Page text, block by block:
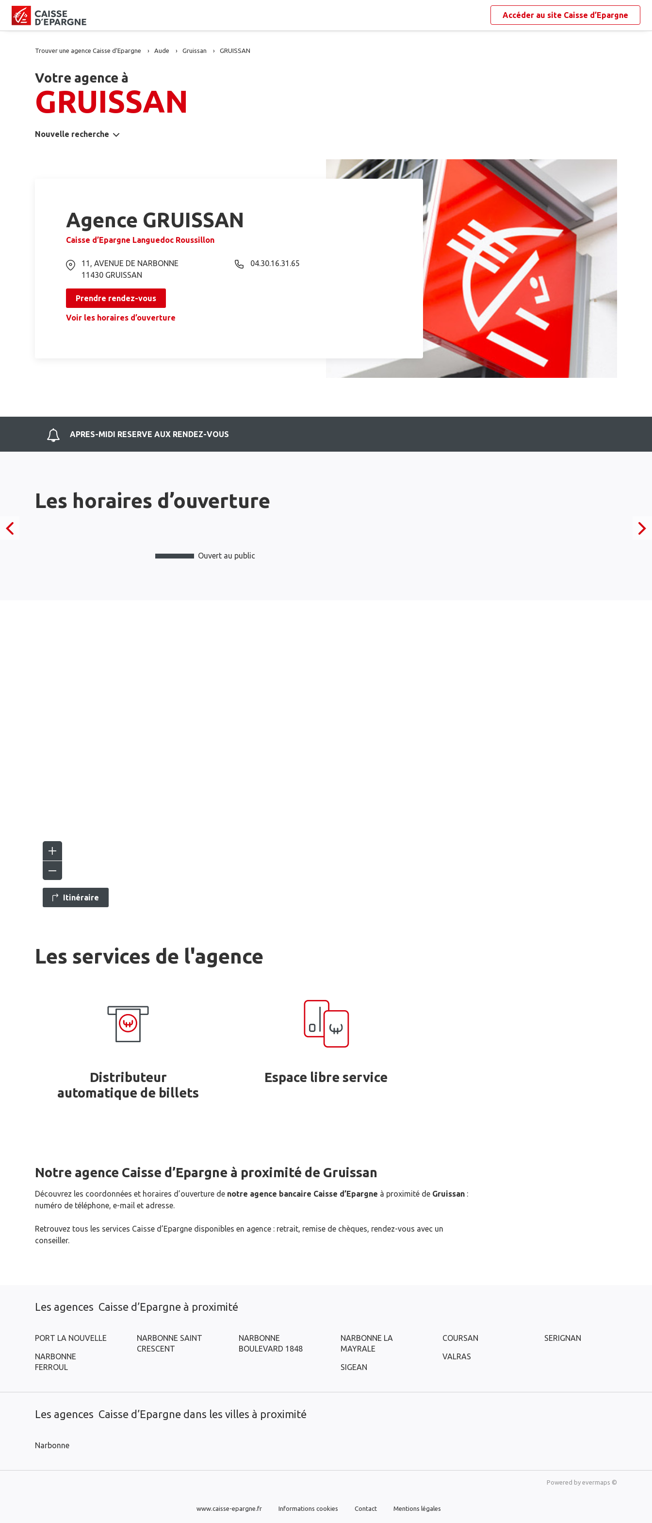
Accéder au site Caisse d’Epargne
Trouver une agence Caisse d’Epargne Aude Gruissan GRUISSAN
Votre agence à
GRUISSAN
Nouvelle recherche
Agence GRUISSAN
Caisse d’Epargne Languedoc Roussillon
11, AVENUE DE NARBONNE
11430 GRUISSAN
04.30.16.31.65
Prendre rendez-vous
Voir les horaires d’ouverture
APRES-MIDI RESERVE AUX RENDEZ-VOUS
Les horaires d’ouverture
Ouvert au public
Itinéraire
Les services de l'agence
Distributeur
automatique de billets
Espace libre service
Notre agence Caisse d’Epargne à proximité de Gruissan
Découvrez les coordonnées et horaires d’ouverture de notre agence bancaire Caisse d’Epargne à proximité de Gruissan :
numéro de téléphone, e-mail et adresse.
Retrouvez tous les services Caisse d’Epargne disponibles en agence : retrait, remise de chèques, rendez-vous avec un
conseiller.
Les agences Caisse d’Epargne à proximité
PORT LA NOUVELLE
NARBONNE
FERROUL
NARBONNE SAINT
CRESCENT
NARBONNE
BOULEVARD 1848
NARBONNE LA
MAYRALE
SIGEAN
COURSAN
VALRAS
SERIGNAN
Les agences Caisse d’Epargne dans les villes à proximité
Narbonne
Powered by evermaps ©
www.caisse-epargne.fr Informations cookies Contact Mentions légales